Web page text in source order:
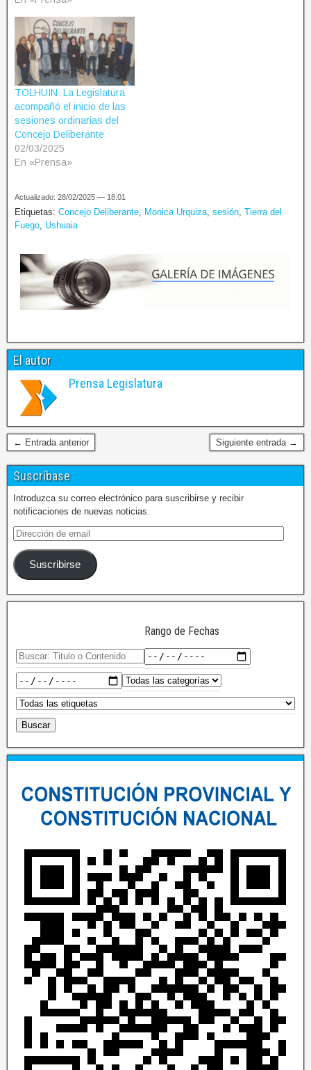
TOLHUIN: La Legislatura
acompañó el inicio de las
sesiones ordinarias del
Concejo Deliberante
02/03/2025
En «Prensa»
Actualizado: 28/02/2025 — 18:01
Etiquetas: Concejo Deliberante, Monica Urquiza, sesión, Tierra del
Fuego, Ushuaia
El autor
Prensa Legislatura
← Entrada anterior Siguiente entrada →
Suscríbase
Introduzca su correo electrónico para suscribirse y recibir
notificaciones de nuevas noticias.
Suscribirse
Rango de Fechas